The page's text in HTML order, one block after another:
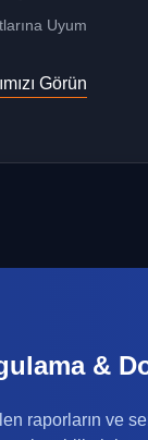
Uyum
Görün
&
raporların ve